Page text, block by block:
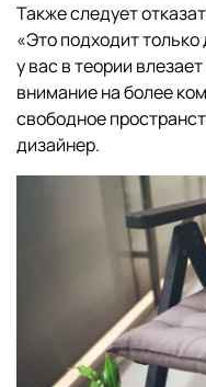
Также следует
«Это подходит
у вас в теории
внимание на более
свободное
дизайнер.